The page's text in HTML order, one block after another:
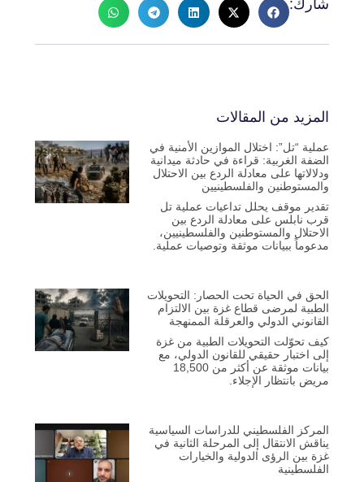
شارك:
المزيد من المقالات
عملية “تل”: اختلال الموازين الأمنية في
الضفة الغربية: قراءة في حادثة ميدانية
ودلالاتها على معادلة الردع بين الاحتلال
والمستوطنين والفلسطينيين
تقدير موقف يحلل تداعيات عملية تل
قرب نابلس على معادلة الردع بين
الاحتلال والمستوطنين والفلسطينيين،
مدعوماً ببيانات موثقة وتوصيات عملية.
الحق في الحياة تحت الحصار: التحويلات
الطبية لمرضى قطاع غزة بين الالتزام
القانوني الدولي والعرقلة الممنهجة
كيف تحوّلت التحويلات الطبية من غزة
إلى اختبار حقيقي للقانون الدولي، مع
بيانات موثقة عن أكثر من 18,500
مريض بانتظار الإجلاء.
المركز الفلسطيني للدراسات السياسية
يناقش الانتقال إلى المرحلة الثانية في
غزة بين الرؤى الدولية والخيارات
الفلسطينية